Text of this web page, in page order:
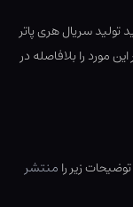
تولید سریال هری پاتر
مورد را بلافاصله در
زیر را منتشر